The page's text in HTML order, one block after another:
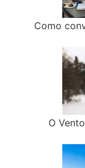
Como
O